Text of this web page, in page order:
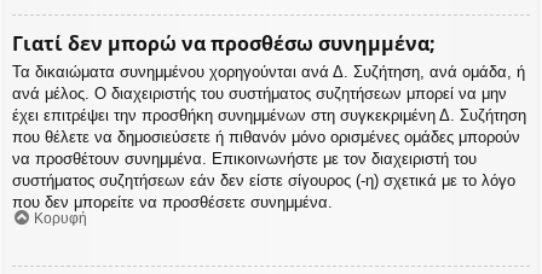
Γιατί δεν μπορώ να προσθέσω συνημμένα;
Τα δικαιώματα συνημμένου χορηγούνται ανά Δ. Συζήτηση, ανά ομάδα, ή
ανά μέλος. Ο διαχειριστής του συστήματος συζητήσεων μπορεί να μην
έχει επιτρέψει την προσθήκη συνημμένων στη συγκεκριμένη Δ. Συζήτηση
που θέλετε να δημοσιεύσετε ή πιθανόν μόνο ορισμένες ομάδες μπορούν
να προσθέτουν συνημμένα. Επικοινωνήστε με τον διαχειριστή του
συστήματος συζητήσεων εάν δεν είστε σίγουρος (-η) σχετικά με το λόγο
που δεν μπορείτε να προσθέσετε συνημμένα.
Κορυφή